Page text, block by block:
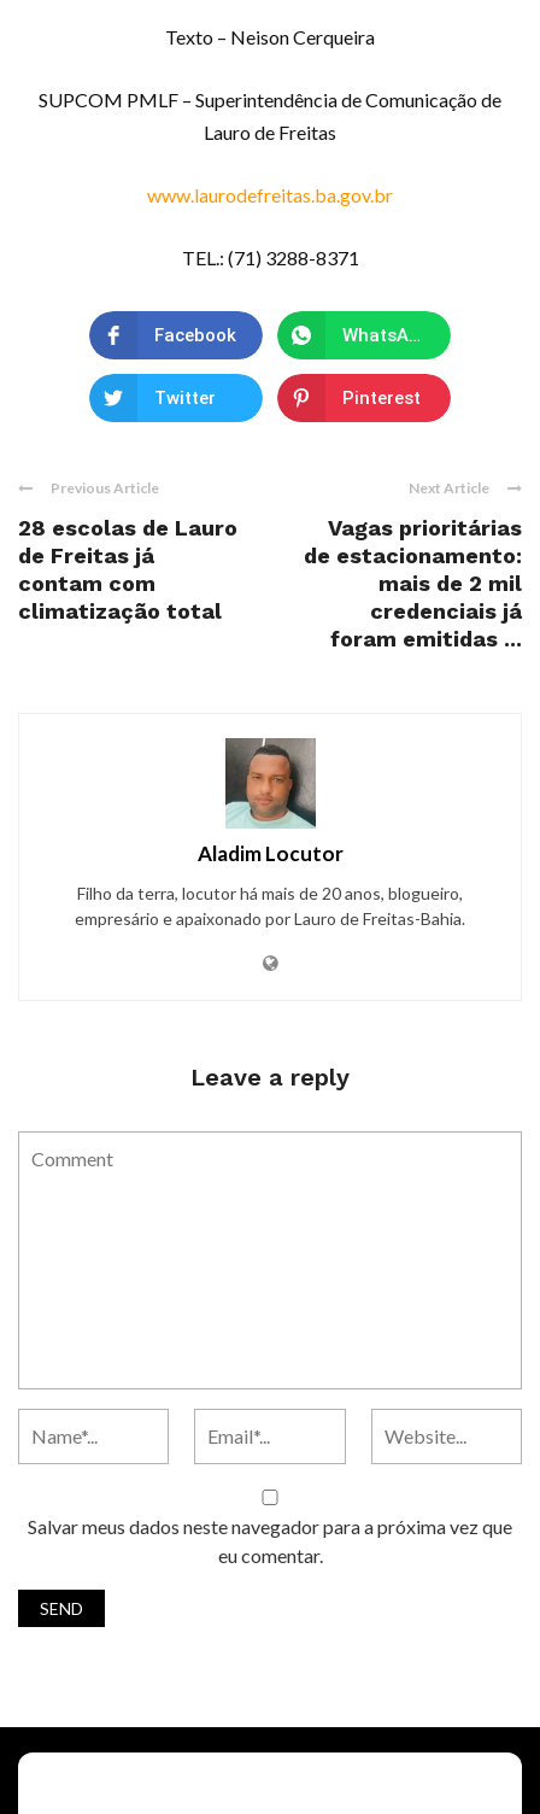
Texto – Neison Cerqueira
SUPCOM PMLF – Superintendência de Comunicação de
Lauro de Freitas
www.laurodefreitas.ba.gov.br
TEL.: (71) 3288-8371
Facebook WhatsApp
Twitter Pinterest
Previous Article
28 escolas de Lauro
de Freitas já
contam com
climatização total
Next Article
Vagas prioritárias
de estacionamento:
mais de 2 mil
credenciais já
foram emitidas ...
Aladim Locutor
Filho da terra, locutor há mais de 20 anos, blogueiro,
empresário e apaixonado por Lauro de Freitas-Bahia.
Leave a reply
Salvar meus dados neste navegador para a próxima vez que
eu comentar.